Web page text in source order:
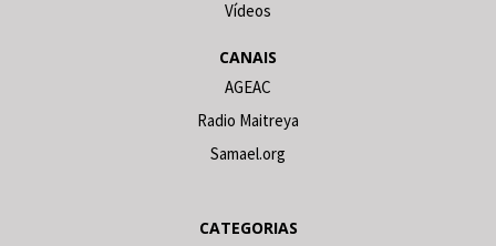
Vídeos
CANAIS
AGEAC
Radio Maitreya
Samael.org
CATEGORIAS